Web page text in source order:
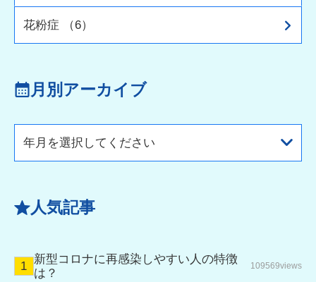
花粉症 （6）
月別アーカイブ
年月を選択してください
人気記事
新型コロナに再感染しやすい人の特徴
は？
109569views